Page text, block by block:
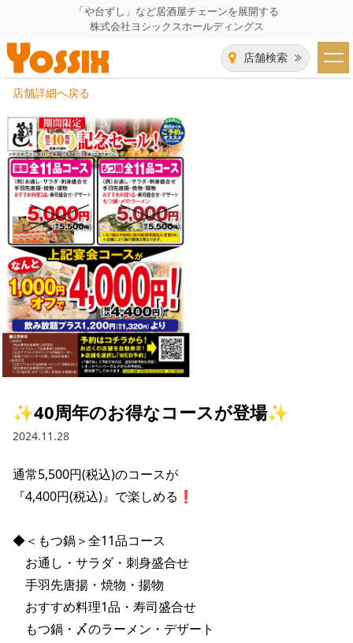
「や台ずし」など居酒屋チェーンを展開する
株式会社ヨシックスホールディングス
店舗検索
HOME
企業情報
企業情報トップ
代表者あいさつ
グループ会社
会社概要
沿革
経営陣
組織図
所在地
事業一覧
飲食事業紹介
飲食事業紹介トップ
や台ずし
ニパチ
これや
焼とりてっぱん
玉鋼
や台や
海老どて食堂
華花
IR（株主・投資家）情報
IR情報トップ
会長メッセージ
コーポレートガバナンス
業績推移
株式情報
IRライブラリ
IRライブラリトップ
決算短信
決算説明資料
IRカレンダー
株価情報
採用情報
採用情報トップ
パート・アルバイト
店舗物件・店舗施工管理業者の募集
お問い合わせ
IRお問い合わせ
プライバシーポリシー
リンク集
サイトマップ
店舗詳細へ戻る
✨40周年のお得なコースが登場✨
2024.11.28
通常5,500円(税込)のコースが
『4,400円(税込)』で楽しめる❗️
◆＜もつ鍋＞全11品コース
お通し・サラダ・刺身盛合せ
手羽先唐揚・焼物・揚物
おすすめ料理1品・寿司盛合せ
もつ鍋・〆のラーメン・デザート